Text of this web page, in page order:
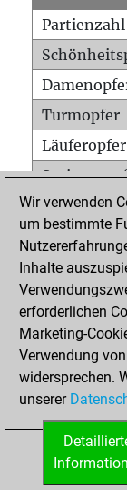
Partienzahl
Turmopfer
Läuferopfer
Matt auf
Bauer
Erstickte
Türme auf
STARTSEITE
Wir verwenden
um bestimmte
Inhalte
erforderlichen
Marketing-
Verwendung
widersprechen.
unserer